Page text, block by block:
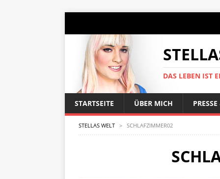
DAS LEBEN IST
STARTSEITE ÜBER MICH
STELLAS WELT > SCHLAFZIMMER02